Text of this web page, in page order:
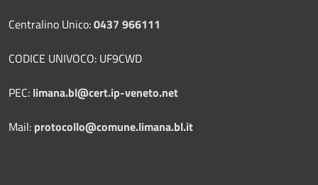
Centralino Unico:0437 966111
CODICE UNIVOCO: UF9CWD
PEC: limana.bl@cert.ip-veneto.net
Mail: protocollo@comune.limana.bl.it